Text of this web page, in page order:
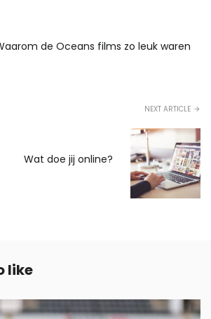
de Oceans films zo leuk waren
NEXT ARTICLE
Wat doe jij online?
like